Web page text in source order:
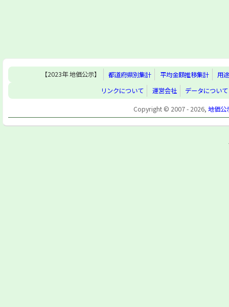
【2023年 地価公示】 都道府県別集計 平均金額推移集計
用
リンクについて
運営会社
データについて
Copyright © 2007 - 2026, 地価公